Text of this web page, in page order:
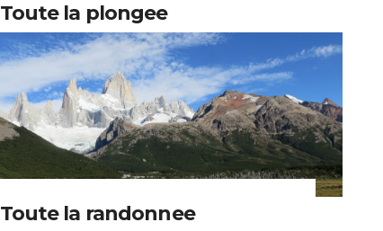
Toute la plongee
Toute la randonnee